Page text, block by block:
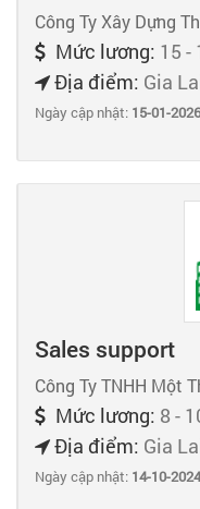
Công Ty Xây Dựng
Mức lương: 15 -
Địa điểm: Gia
Ngày cập nhật: 15-01-2026
Sales support
Công Ty TNHH Một
Mức lương: 8 -
Địa điểm: Gia
Ngày cập nhật: 14-10-2024